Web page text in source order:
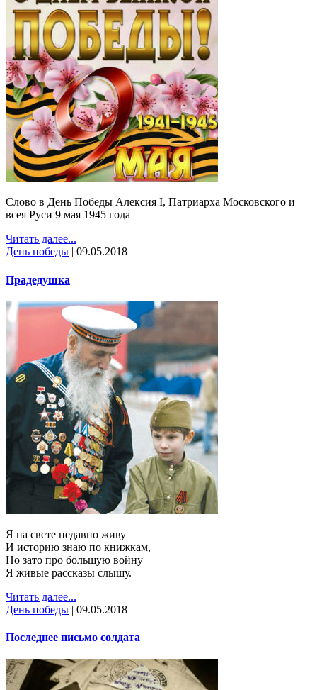
Слово в День Победы Алексия I, Патриарха Московского и
всея Руси 9 мая 1945 года
Читать далее...
День победы | 09.05.2018
Прадедушка
Я на свете недавно живу
И историю знаю по книжкам,
Но зато про большую войну
Я живые рассказы слышу.
Читать далее...
День победы | 09.05.2018
Последнее письмо солдата